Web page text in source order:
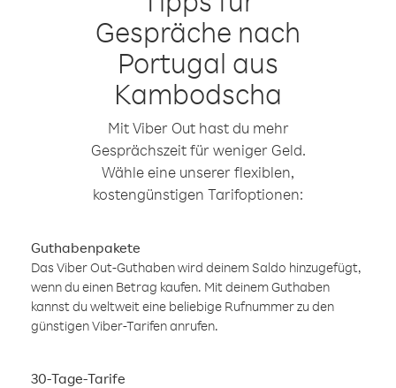
Gespräche nach
Portugal aus
Kambodscha
Mit Viber Out hast du mehr
Gesprächszeit für weniger Geld.
Wähle eine unserer flexiblen,
kostengünstigen Tarifoptionen:
Guthabenpakete
Das Viber Out-Guthaben wird deinem Saldo hinzugefügt,
wenn du einen Betrag kaufen. Mit deinem Guthaben
kannst du weltweit eine beliebige Rufnummer zu den
günstigen Viber-Tarifen anrufen.
30-Tage-Tarife